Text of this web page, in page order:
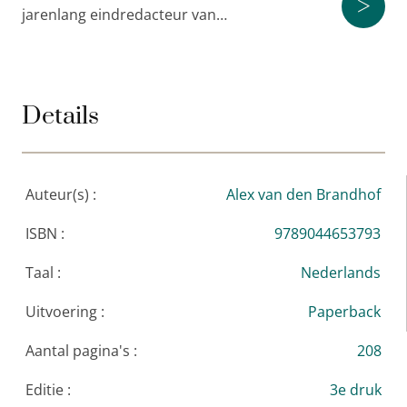
den Brandhof woont in Haarlem en Bazel, waar hij
jarenlang eindredacteur van…
Details
Auteur(s) :
Alex van den Brandhof
ISBN :
9789044653793
Taal :
Nederlands
Uitvoering :
Paperback
Aantal pagina's :
208
Editie :
3e druk